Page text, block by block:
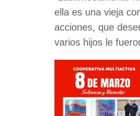
ella es una vieja
acciones, que
varios hijos le